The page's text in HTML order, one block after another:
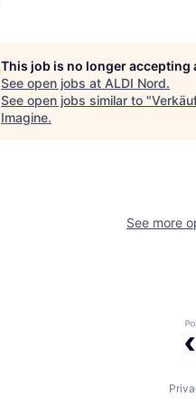
This job is no longer accepting
See open jobs at ALDI Nord.
See open jobs similar to "
Imagine.
See more